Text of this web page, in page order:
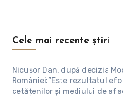
Cele mai recente știri
Nicușor Dan, după decizia
României:”Este rezultatul
cetățenilor și mediului de